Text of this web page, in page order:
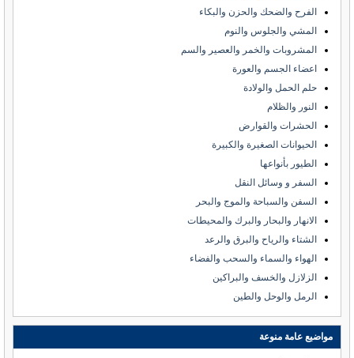
الفرح والضحك والحزن والبكاء
المشي والجلوس والنوم
المشروبات والخمر والعصير والسم
اعضاء الجسم والعورة
حلم الحمل والولادة
النور والظلام
الحشرات والقوارض
الحيوانات الصغيرة والكبيرة
الطيور بأنواعها
السفر و وسائل النقل
السفن والسباحة والموج والبحر
الانهار والبحار والبرك والمحيطات
الشتاء والرياح والبرق والرعد
الهواء والسماء والسحب والفضاء
الزلازل والخسف والبراكين
الرمل والوحل والطين
مواضيع عامة منوعة